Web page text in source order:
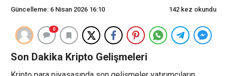
Güncelleme: 6 Nisan 2026 16:10 142 kez okundu
0
Son Dakika Kripto Gelişmeleri